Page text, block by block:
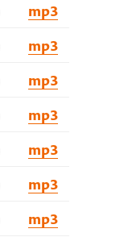
mp3
mp3
mp3
mp3
mp3
mp3
mp3